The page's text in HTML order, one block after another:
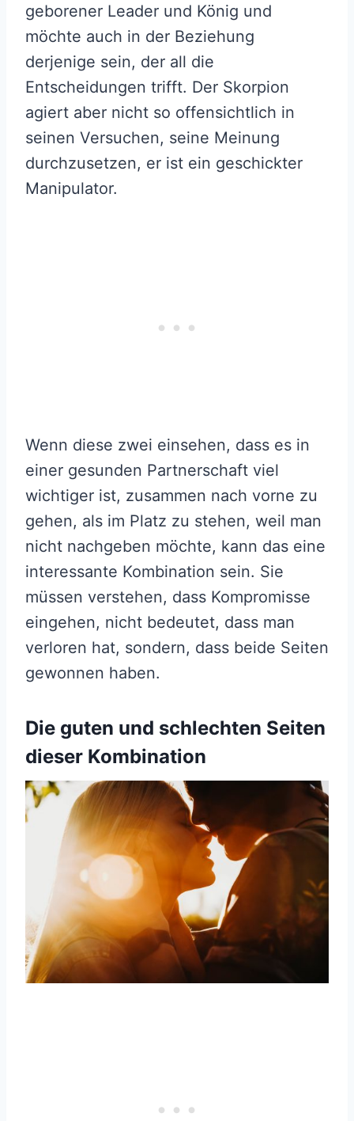
geborener Leader und König und
möchte auch in der Beziehung
derjenige sein, der all die
Entscheidungen trifft. Der Skorpion
agiert aber nicht so offensichtlich in
seinen Versuchen, seine Meinung
durchzusetzen, er ist ein geschickter
Manipulator.
Wenn diese zwei einsehen, dass es in
einer gesunden Partnerschaft viel
wichtiger ist, zusammen nach vorne zu
gehen, als im Platz zu stehen, weil man
nicht nachgeben möchte, kann das eine
interessante Kombination sein. Sie
müssen verstehen, dass Kompromisse
eingehen, nicht bedeutet, dass man
verloren hat, sondern, dass beide Seiten
gewonnen haben.
Die guten und schlechten Seiten
dieser Kombination